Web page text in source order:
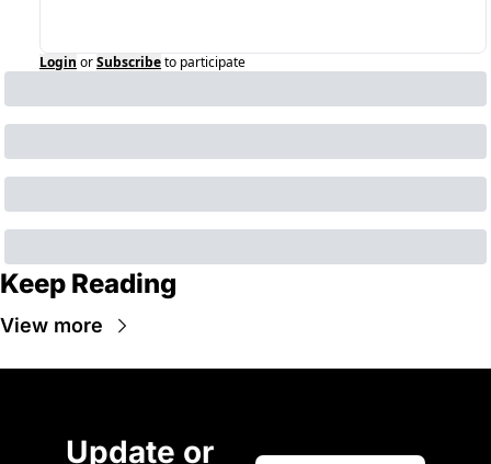
Login orSubscribeto participate
Keep Reading
View more
Update or